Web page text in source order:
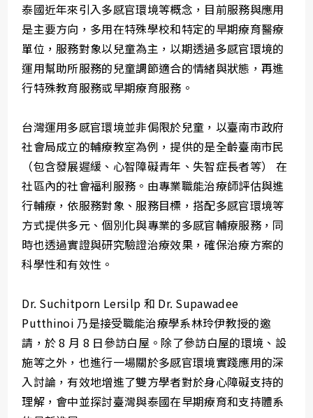
泰國近年來引入多感官環境等概念，目前服務與應用
是主要方向，多用在特殊學校和特定的早期療育醫療
單位，服務對象以兒童為主，以期透過多感官環境的
運用幫助所服務的兒童調節適合的情緒與狀態，再進
行特殊教育服務或早期療育服務。
台灣運用多感官環境並非侷限於兒童，以臺南市政府
社會局成立的輔療教室為例，提供的是全齡臺南市民
（包含發展遲緩、心智障礙青年、失智症長者等） 在
社區內的社會福利服務。由專業職能治療師評估與進
行輔療，依服務對象、服務目標，搭配多感官環境等
方式提供多元、個別化與專業的多感官輔療服務，同
時也透過實證與研究驗證治療效果，確保治療方案的
科學性和有效性。
Dr. Suchitporn Lersilp 和 Dr. Supawadee
Putthinoi 乃是接受職能治療學系林玲伊教授的邀
請，於 8 月 8 日參訪白屋。除了參訪白屋的環境、設
施等之外，也進行一場關於多感官環境實踐應用的深
入討論，有效地增進了雙方學者對於身心障礙支持的
理解，會中並探討臺灣與泰國在早期療育和支持體系